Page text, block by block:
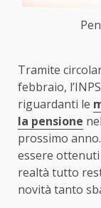
Tramite
febbraio,
riguardanti le
la pensione
prossimo
essere
realtà tutto
novità tanto